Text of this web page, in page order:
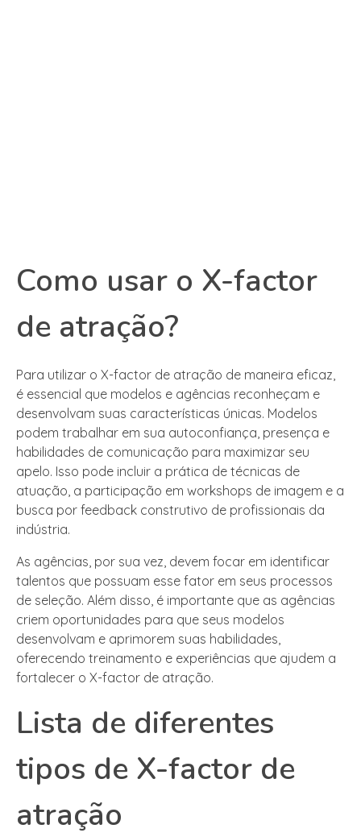
Como usar o X-factor
de atração?
Para utilizar o X-factor de atração de maneira eficaz,
é essencial que modelos e agências reconheçam e
desenvolvam suas características únicas. Modelos
podem trabalhar em sua autoconfiança, presença e
habilidades de comunicação para maximizar seu
apelo. Isso pode incluir a prática de técnicas de
atuação, a participação em workshops de imagem e a
busca por feedback construtivo de profissionais da
indústria.
As agências, por sua vez, devem focar em identificar
talentos que possuam esse fator em seus processos
de seleção. Além disso, é importante que as agências
criem oportunidades para que seus modelos
desenvolvam e aprimorem suas habilidades,
oferecendo treinamento e experiências que ajudem a
fortalecer o X-factor de atração.
Lista de diferentes
tipos de X-factor de
atração